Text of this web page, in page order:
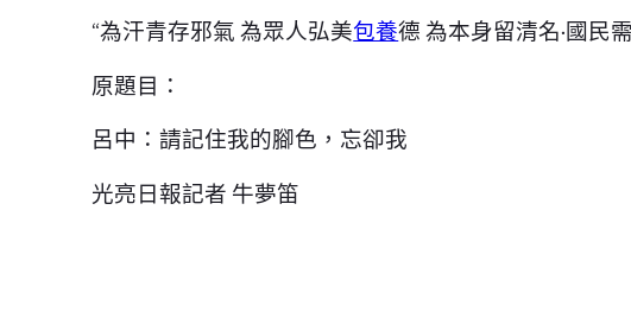
“為汗青存邪氣 為眾人弘美包養德 為本身留清名·國民
原題目：
呂中：請記住我的腳色，忘卻我
光亮日報記者 牛夢笛